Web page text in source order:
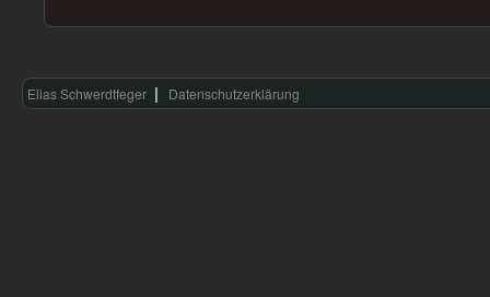
Elias Schwerdtfeger Datenschutzerklärung